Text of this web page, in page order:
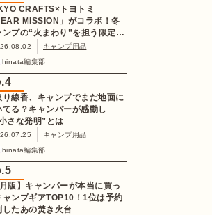
CRAFTS×トヨトミ
MISSION」がコラボ！冬
ンプの“火まわり”を担う限定
ッキングストーブが登場
キャンプ用品
hinata編集部
4
り線香、キャンプでまだ地面に
てる？キャンパーが感動し
さな発明”とは
キャンプ用品
hinata編集部
5
月版】キャンパーが本当に買っ
ャンプギアTOP10！1位は予約
したあの焚き火台